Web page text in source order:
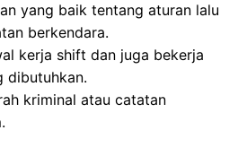
yang baik tentang aturan lalu
berkendara.
kerja shift dan juga bekerja
dibutuhkan.
kriminal atau catatan